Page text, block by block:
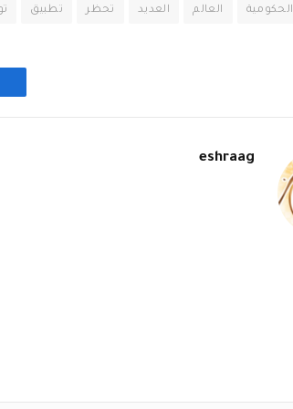
الحكومية العالم العديد تحظر تطبيق
eshraag